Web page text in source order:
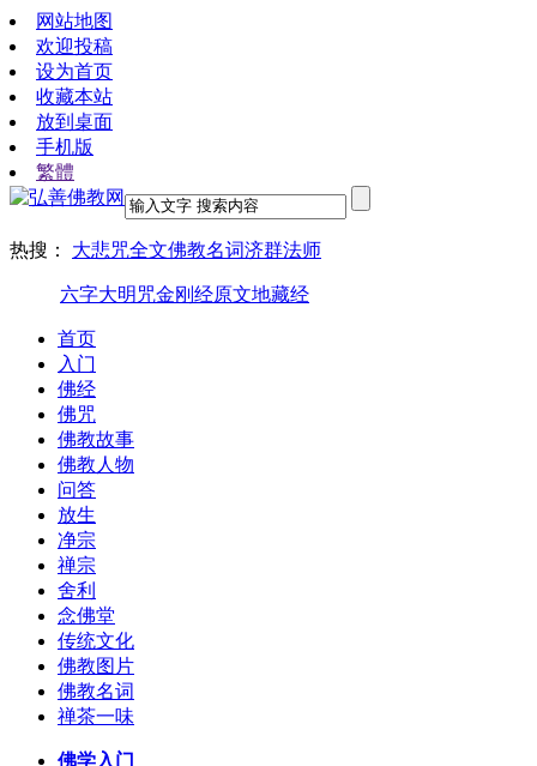
网站地图
欢迎投稿
设为首页
收藏本站
放到桌面
手机版
繁體
热搜： 大悲咒全文佛教名词济群法师
六字大明咒金刚经原文地藏经
首页
入门
佛经
佛咒
佛教故事
佛教人物
问答
放生
净宗
禅宗
舍利
念佛堂
传统文化
佛教图片
佛教名词
禅茶一味
佛学入门